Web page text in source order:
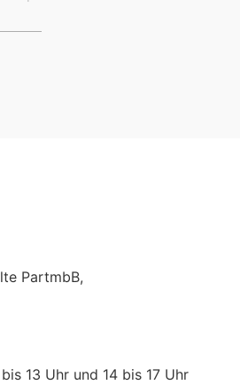
PartmbB,
13 Uhr und 14 bis 17 Uhr